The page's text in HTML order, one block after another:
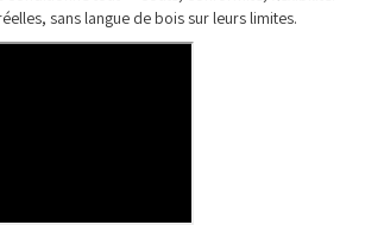
sans langue de bois sur leurs limites.